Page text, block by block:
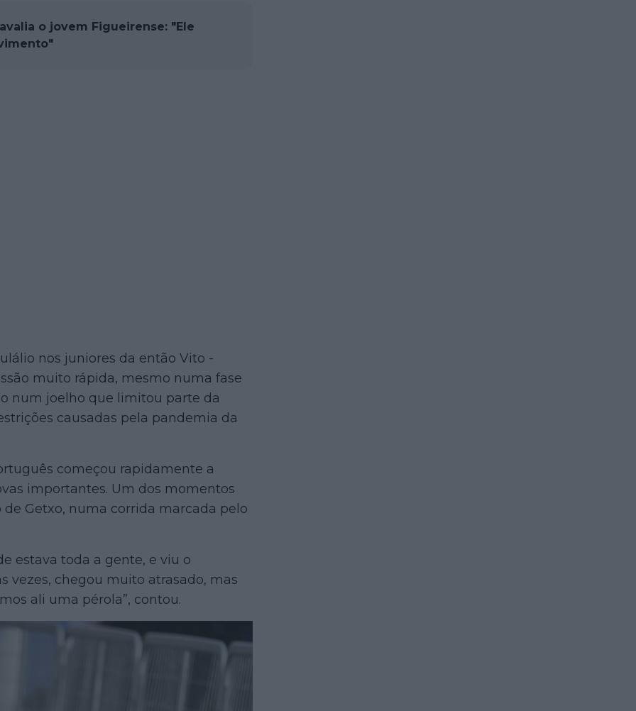
o jovem Figueirense: "Ele
nos juniores da então Vito -
muito rápida, mesmo numa fase
num joelho que limitou parte da
causadas pela pandemia da
começou rapidamente a
importantes. Um dos momentos
Getxo, numa corrida marcada pelo
estava toda a gente, e viu o
vezes, chegou muito atrasado, mas
ali uma pérola”, contou.